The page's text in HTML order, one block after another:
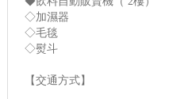
◇加濕器
◇毛毯
◇熨斗
【交通方式】